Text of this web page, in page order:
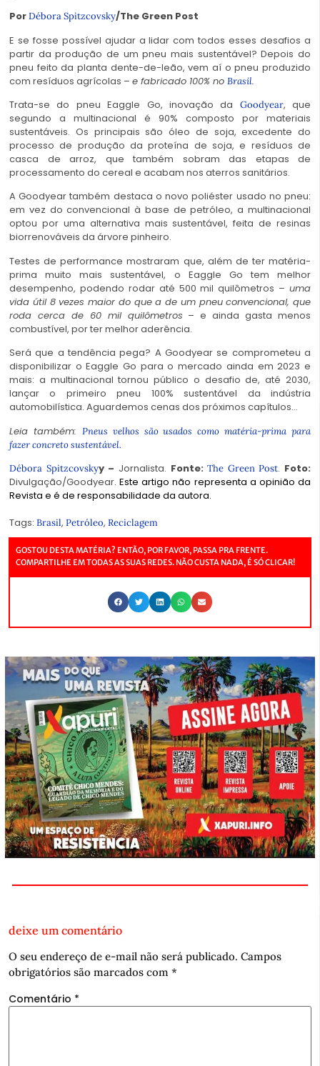
PorDébora Spitzcovsky/The Green Post
E se fosse possível ajudar a lidar com todos esses desafios a
partir da produção de um pneu mais sustentável? Depois do
pneu feito da planta dente-de-leão, vem aí o pneu produzido
com resíduos agrícolas – e fabricado 100% no Brasil.
Trata-se do pneu Eaggle Go, inovação da Goodyear, que
segundo a multinacional é 90% composto por materiais
sustentáveis. Os principais são óleo de soja, excedente do
processo de produção da proteína de soja, e resíduos de
casca de arroz, que também sobram das etapas de
processamento do cereal e acabam nos aterros sanitários.
A Goodyear também destaca o novo poliéster usado no pneu:
em vez do convencional à base de petróleo, a multinacional
optou por uma alternativa mais sustentável, feita de resinas
biorrenováveis da árvore pinheiro.
Testes de performance mostraram que, além de ter matéria-
prima muito mais sustentável, o Eaggle Go tem melhor
desempenho, podendo rodar até 500 mil quilômetros – uma
vida útil 8 vezes maior do que a de um pneu convencional, que
roda cerca de 60 mil quilômetros – e ainda gasta menos
combustível, por ter melhor aderência.
Será que a tendência pega? A Goodyear se comprometeu a
disponibilizar o Eaggle Go para o mercado ainda em 2023 e
mais: a multinacional tornou público o desafio de, até 2030,
lançar o primeiro pneu 100% sustentável da indústria
automobilística. Aguardemos cenas dos próximos capítulos…
Leia também: Pneus velhos são usados como matéria-prima para
fazer concreto sustentável.
Débora Spitzcovskyy – Jornalista. Fonte:The Green Post. Foto:
Divulgação/Goodyear.Este artigo não representa a opinião da
Revista e é de responsabilidade da autora.
Tags: Brasil, Petróleo, Reciclagem
GOSTOU DESTA MATÉRIA? ENTÃO, POR FAVOR, PASSA PRA FRENTE.
COMPARTILHE EM TODAS AS SUAS REDES. NÃO CUSTA NADA, É SÓ CLICAR!
deixe um comentário
O seu endereço de e-mail não será publicado. Campos
obrigatórios são marcados com *
Comentário *